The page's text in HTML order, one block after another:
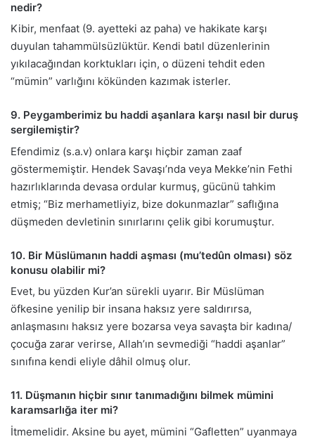
nedir?
Kibir, menfaat (9. ayetteki az paha) ve hakikate karşı
duyulan tahammülsüzlüktür. Kendi batıl düzenlerinin
yıkılacağından korktukları için, o düzeni tehdit eden
“mümin” varlığını kökünden kazımak isterler.
9. Peygamberimiz bu haddi aşanlara karşı nasıl bir duruş
sergilemiştir?
Efendimiz (s.a.v) onlara karşı hiçbir zaman zaaf
göstermemiştir. Hendek Savaşı’nda veya Mekke’nin Fethi
hazırlıklarında devasa ordular kurmuş, gücünü tahkim
etmiş; “Biz merhametliyiz, bize dokunmazlar” saflığına
düşmeden devletinin sınırlarını çelik gibi korumuştur.
10. Bir Müslümanın haddi aşması (mu’tedûn olması) söz
konusu olabilir mi?
Evet, bu yüzden Kur’an sürekli uyarır. Bir Müslüman
öfkesine yenilip bir insana haksız yere saldırırsa,
anlaşmasını haksız yere bozarsa veya savaşta bir kadına/
çocuğa zarar verirse, Allah’ın sevmediği “haddi aşanlar”
sınıfına kendi eliyle dâhil olmuş olur.
11. Düşmanın hiçbir sınır tanımadığını bilmek mümini
karamsarlığa iter mi?
İtmemelidir. Aksine bu ayet, mümini “Gafletten” uyanmaya